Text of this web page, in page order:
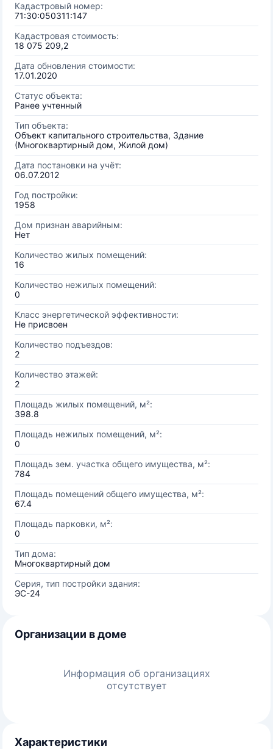
Кадастровый номер:
71:30:050311:147
Кадастровая стоимость:
18 075 209,2
Дата обновления стоимости:
17.01.2020
Статус объекта:
Ранее учтенный
Тип объекта:
Объект капитального строительства, Здание
(Многоквартирный дом, Жилой дом)
Дата постановки на учёт:
06.07.2012
Год постройки:
1958
Дом признан аварийным:
Нет
Количество жилых помещений:
16
Количество нежилых помещений:
0
Класс энергетической эффективности:
Не присвоен
Количество подъездов:
2
Количество этажей:
2
Площадь жилых помещений, м²:
398.8
Площадь нежилых помещений, м²:
0
Площадь зем. участка общего имущества, м²:
784
Площадь помещений общего имущества, м²:
67.4
Площадь парковки, м²:
0
Тип дома:
Многоквартирный дом
Серия, тип постройки здания:
ЭС-24
Организации в доме
Информация об организациях
отсутствует
Характеристики